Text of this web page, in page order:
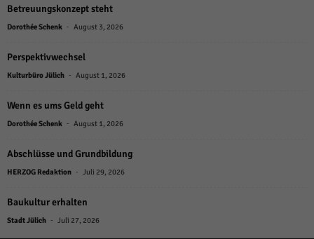
Betreuungskonzept steht
Dorothée Schenk - August 3, 2026
Perspektivwechsel
Kulturbüro Jülich - August 1, 2026
Wenn es ums Geld geht
Dorothée Schenk - August 1, 2026
Abschlüsse und Grundbildung
HERZOG Redaktion - Juli 29, 2026
Baukultur erhalten
Stadt Jülich - Juli 27, 2026